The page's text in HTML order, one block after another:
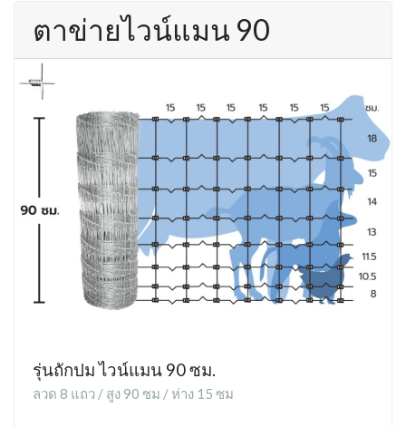
ตาข่ายไวน์แมน 90
รุ่นถักปม ไวน์แมน 90 ซม.
ลวด 8 แถว / สูง 90 ซม / ห่าง 15 ซม